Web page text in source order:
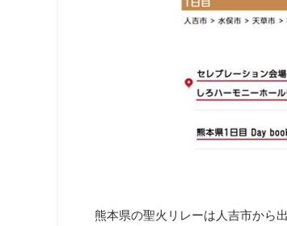
熊本県の聖火リレーは人吉市から